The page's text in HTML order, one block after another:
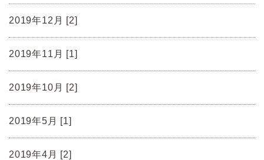
2019年12月 [2]
2019年11月 [1]
2019年10月 [2]
2019年5月 [1]
2019年4月 [2]